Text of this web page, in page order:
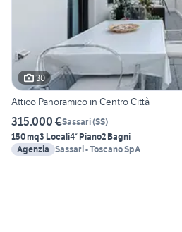
30
Attico Panoramico in Centro Città
315.000 €Sassari(SS)
150 mq3 Locali4° Piano2 Bagni
Agenzia Sassari - Toscano SpA